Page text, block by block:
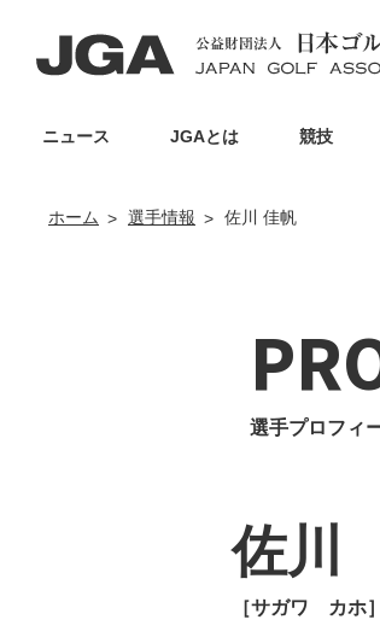
ニュース JGAとは 競技
ホーム 選手情報 佐川 佳帆
選手プロフィ
佐川
［サガワ カホ］